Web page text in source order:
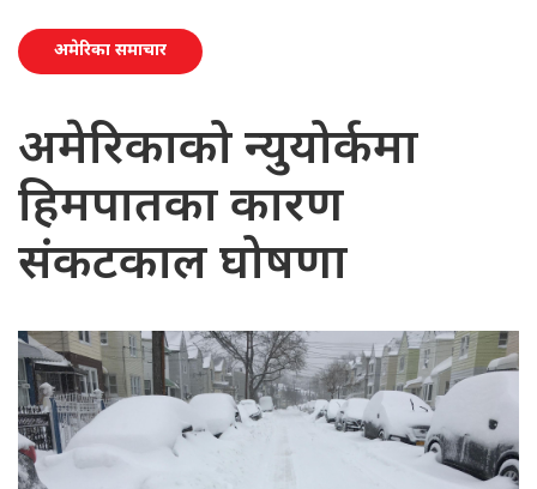
अमेरिका समाचार
अमेरिकाको न्युयोर्कमा
हिमपातका कारण
संकटकाल घोषणा